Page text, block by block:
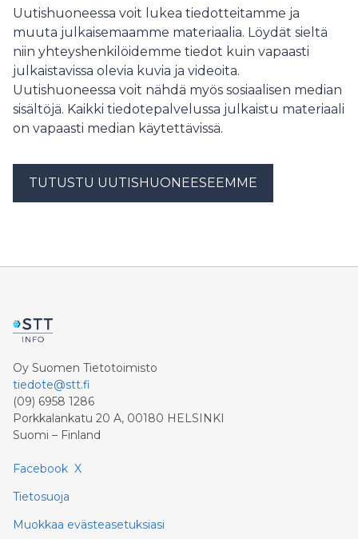
Uutishuoneessa voit lukea tiedotteitamme ja
muuta julkaisemaamme materiaalia. Löydät sieltä
niin yhteyshenkilöidemme tiedot kuin vapaasti
julkaistavissa olevia kuvia ja videoita.
Uutishuoneessa voit nähdä myös sosiaalisen median
sisältöjä. Kaikki tiedotepalvelussa julkaistu materiaali
on vapaasti median käytettävissä.
TUTUSTU UUTISHUONEESEEMME
Oy Suomen Tietotoimisto
tiedote@stt.fi
(09) 6958 1286
Porkkalankatu 20 A, 00180 HELSINKI
Suomi – Finland
Facebook X
Tietosuoja
Muokkaa evästeasetuksiasi